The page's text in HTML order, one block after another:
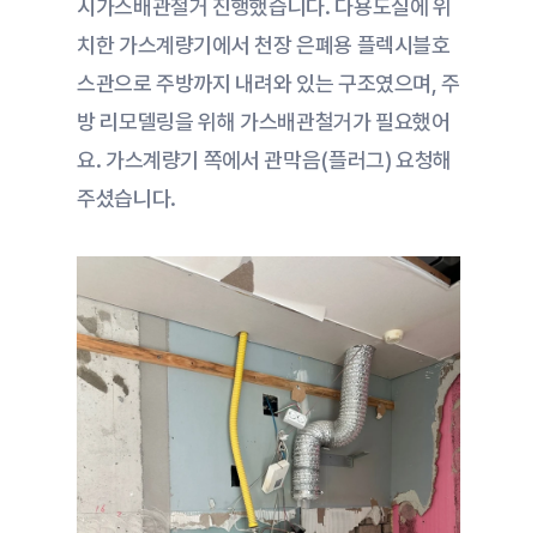
시가스배관철거 진행했습니다. 다용도실에 위
치한 가스계량기에서 천장 은폐용 플렉시블호
스관으로 주방까지 내려와 있는 구조였으며, 주
방 리모델링을 위해 가스배관철거가 필요했어
요. 가스계량기 쪽에서 관막음(플러그) 요청해
주셨습니다.